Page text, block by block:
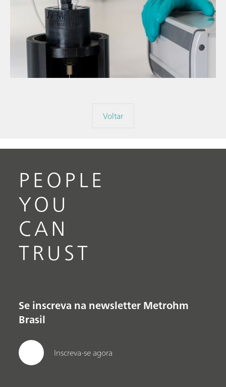
14 de jul. de
intuitivas e
// Artigo
// Espectroeletroquímica
// General knowledge
Voltar
PEOPLE
YOU
CAN
TRUST
Se inscreva na newsletter Metrohm
Brasil
Inscreva-se agora